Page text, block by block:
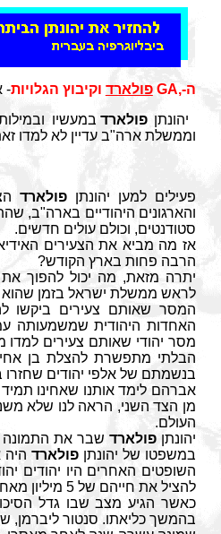
ה-GA, פולארד וקיבוץ הגלויות-
יהונתןפולארד במעשיו
וממשלת ארה"ב עדיין לא למדו
פעילים למען יהונתןפולארד
סטודנטים, וכולם עולים חדשים.
אז מה מביא את הצעירים
הרבה פחות בארץ הקודש?
יתרה מזאת, מה יכול להפוך
לראש ממשלת ישראל בזמן שהוא
המסר שאותם צעירים ביקשו
האחדות היהודית שמשמעותה
מסר יהודי שאותם צעירים למדו
הבלתי מתפשרת להצלת בן
בנשמתם של אלפי יהודים
אברהם לימד אותנו שאחינו
מן הצד השני, הראה לנו שלא
העולם.
יהונתןפולארד שבר את התמונה
במשפטו של יהונתן פולארדהיה
השופטים האחרים היו יהודים
להציל את חייהם של 5 מיליון מאחיהם ואחיותיהם בישראל.
כאשר הגיע מצב שבו גדל
בהמשך כליאתו. סנטור ליברמן,